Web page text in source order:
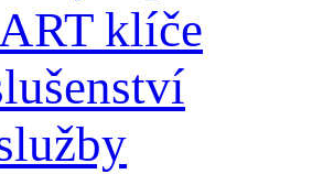
klíče